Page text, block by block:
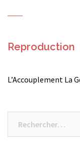
Reproduction
L’Accouplement La